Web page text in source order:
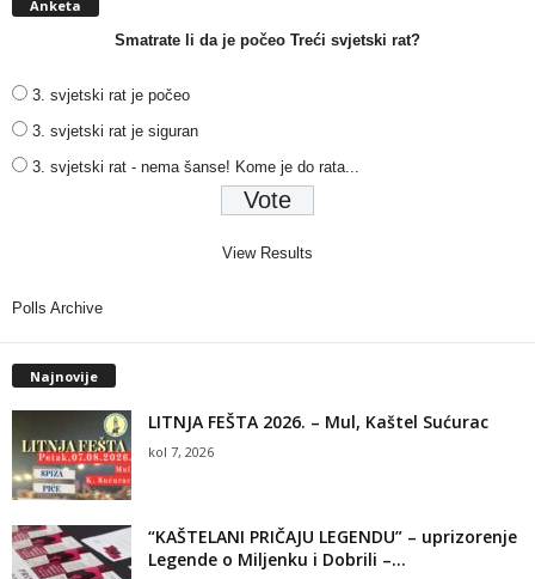
Anketa
Smatrate li da je počeo Treći svjetski rat?
3. svjetski rat je počeo
3. svjetski rat je siguran
3. svjetski rat - nema šanse! Kome je do rata...
View Results
Polls Archive
Najnovije
LITNJA FEŠTA 2026. – Mul, Kaštel Sućurac
kol 7, 2026
“KAŠTELANI PRIČAJU LEGENDU” – uprizorenje
Legende o Miljenku i Dobrili –...